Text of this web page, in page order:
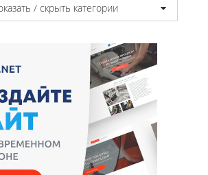
/ скрыть категории